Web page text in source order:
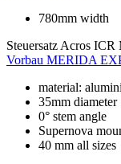
780mm width
Steuersatz Acros ICR
Vorbau MERIDA
material:
35mm diameter
0° stem angle
Supernova
40 mm all sizes